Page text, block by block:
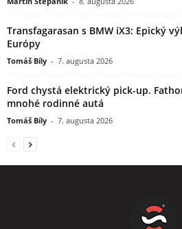
Transfagarasan s BMW iX3: Epický
Európy
Tomáš Bíly - 7. augusta 2026
Ford chystá elektrický pick-up.
mnohé rodinné autá
Tomáš Bíly - 7. augusta 2026